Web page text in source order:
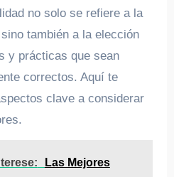
no solo se refiere a la
también a la elección
y prácticas que sean
correctos. Aquí te
clave a considerar
Las Mejores